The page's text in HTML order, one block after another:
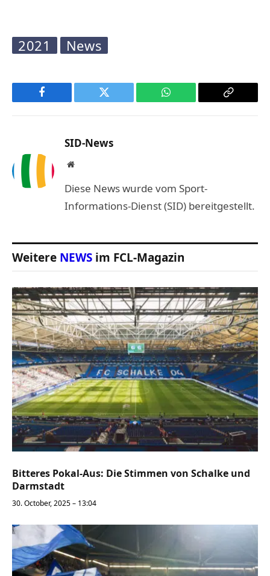
2021 News
Facebook Twitter WhatsApp
Copy
SID-News
Website
Diese News wurde vom Sport-
Informations-Dienst (SID) bereitgestellt.
Weitere NEWS im FCL-Magazin
Bitteres Pokal-Aus: Die Stimmen von Schalke und
Darmstadt
30. October, 2025 – 13:04